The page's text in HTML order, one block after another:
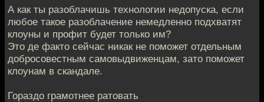
А как ты разоблачишь технологии недопуска, если
любое такое разоблачение немедленно подхватят
клоуны и профит будет только им?
Это де факто сейчас никак не поможет отдельным
добросовестным самовыдвиженцам, зато поможет
клоунам в скандале.
Гораздо грамотнее ратовать